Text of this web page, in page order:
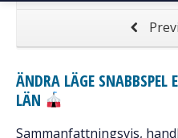
ÄNDRA LÄGE SNABBSPEL
LÄN
Sammanfattningsvis,